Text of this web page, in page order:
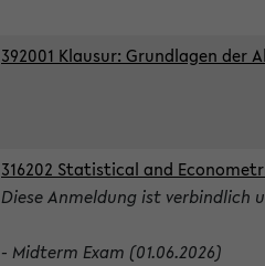
392001 Klausur: Grundlagen der
316202 Statistical and
Diese Anmeldung ist
- Midterm Exam (01.06.2026)